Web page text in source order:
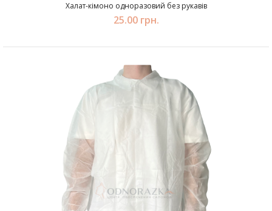
Халат-кімоно одноразовий без рукавів
25.00 грн.